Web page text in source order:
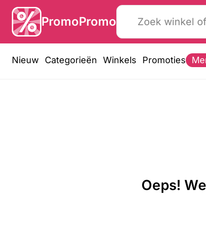
PromoPromo
Nieuw Categorieën Winkels Promoties
Oeps!